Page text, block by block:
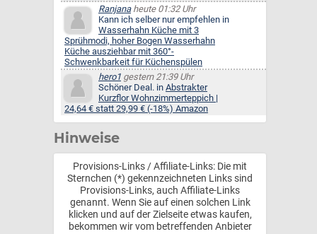
Ranjanaheute 01:32 Uhr
Kann ich selber nur empfehlen in
Wasserhahn Küche mit 3
Sprühmodi, hoher Bogen Wasserhahn
Küche ausziehbar mit 360°-
Schwenkbarkeit für Küchenspülen
hero1 gestern 21:39 Uhr
Schöner Deal. in Abstrakter
Kurzflor Wohnzimmerteppich |
24,64 € statt 29,99 € (-18%) Amazon
Hinweise
Provisions-Links / Affiliate-Links: Die mit
Sternchen (*) gekennzeichneten Links sind
Provisions-Links, auch Affiliate-Links
genannt. Wenn Sie auf einen solchen Link
klicken und auf der Zielseite etwas kaufen,
bekommen wir vom betreffenden Anbieter